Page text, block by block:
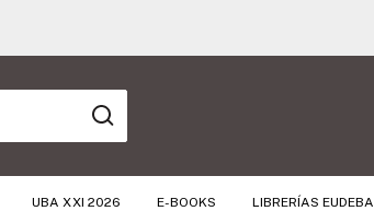
UBA XXI 2026 E-BOOKS LIBRERÍAS EUDEBA